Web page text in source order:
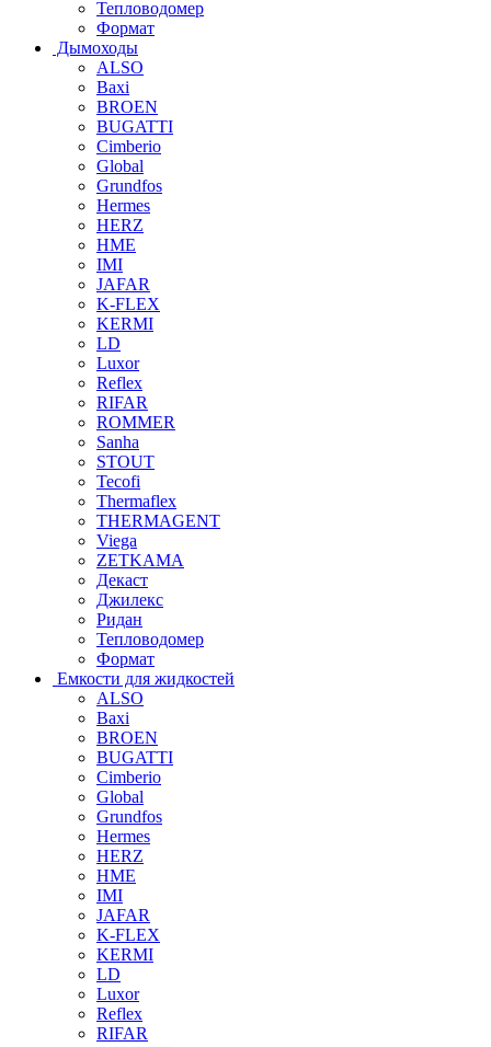
Тепловодомер
Формат
Дымоходы
ALSO
Baxi
BROEN
BUGATTI
Cimberio
Global
Grundfos
Hermes
HERZ
HME
IMI
JAFAR
K-FLEX
KERMI
LD
Luxor
Reflex
RIFAR
ROMMER
Sanha
STOUT
Tecofi
Thermaflex
THERMAGENT
Viega
ZETKAMA
Декаст
Джилекс
Ридан
Тепловодомер
Формат
Емкости для жидкостей
ALSO
Baxi
BROEN
BUGATTI
Cimberio
Global
Grundfos
Hermes
HERZ
HME
IMI
JAFAR
K-FLEX
KERMI
LD
Luxor
Reflex
RIFAR